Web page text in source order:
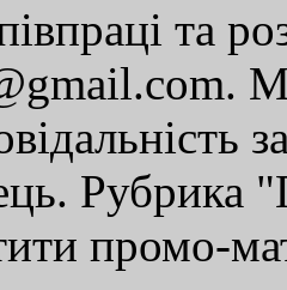
та
Рубрика
промо-